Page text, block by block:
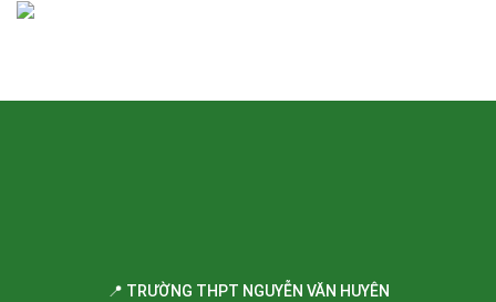
📍 TRƯỜNG THPT NGUYỄN VĂN HUYÊN